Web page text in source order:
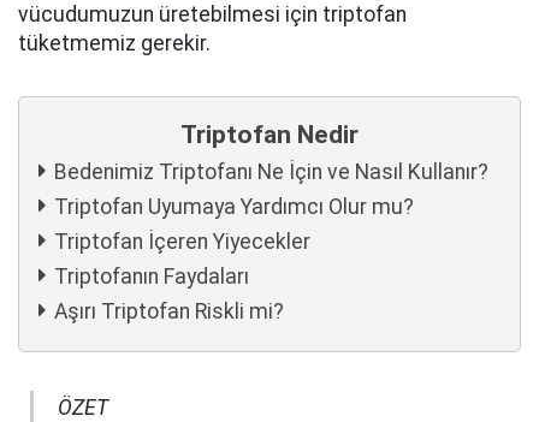
vücudumuzun üretebilmesi için triptofan
tüketmemiz gerekir.
Triptofan Nedir
Bedenimiz Triptofanı Ne İçin ve Nasıl Kullanır?
Triptofan Uyumaya Yardımcı Olur mu?
Triptofan İçeren Yiyecekler
Triptofanın Faydaları
Aşırı Triptofan Riskli mi?
ÖZET